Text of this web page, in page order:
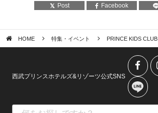
Post Facebook
HOME 特集・イベント PRINCE KIDS CLUB
西武プリンスホテルズ&リゾーツ公式SNS